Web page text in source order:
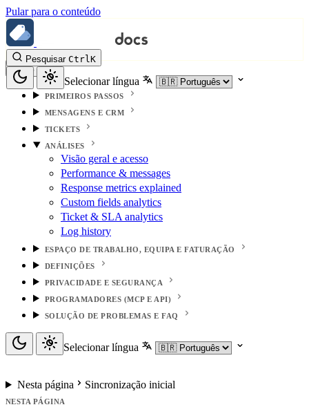
Pular para o conteúdo
Pesquisar CtrlK
Selecionar língua
PRIMEIROS PASSOS
MENSAGENS E CRM
TICKETS
ANÁLISES
Visão geral e acesso
Performance & messages
Response metrics explained
Custom fields analytics
Ticket & SLA analytics
Log history
ESPAÇO DE TRABALHO, EQUIPA E FATURAÇÃO
DEFINIÇÕES
PRIVACIDADE E SEGURANÇA
PROGRAMADORES (MCP E API)
SOLUÇÃO DE PROBLEMAS E FAQ
Selecionar língua
Nesta página Sincronização inicial
NESTA PÁGINA